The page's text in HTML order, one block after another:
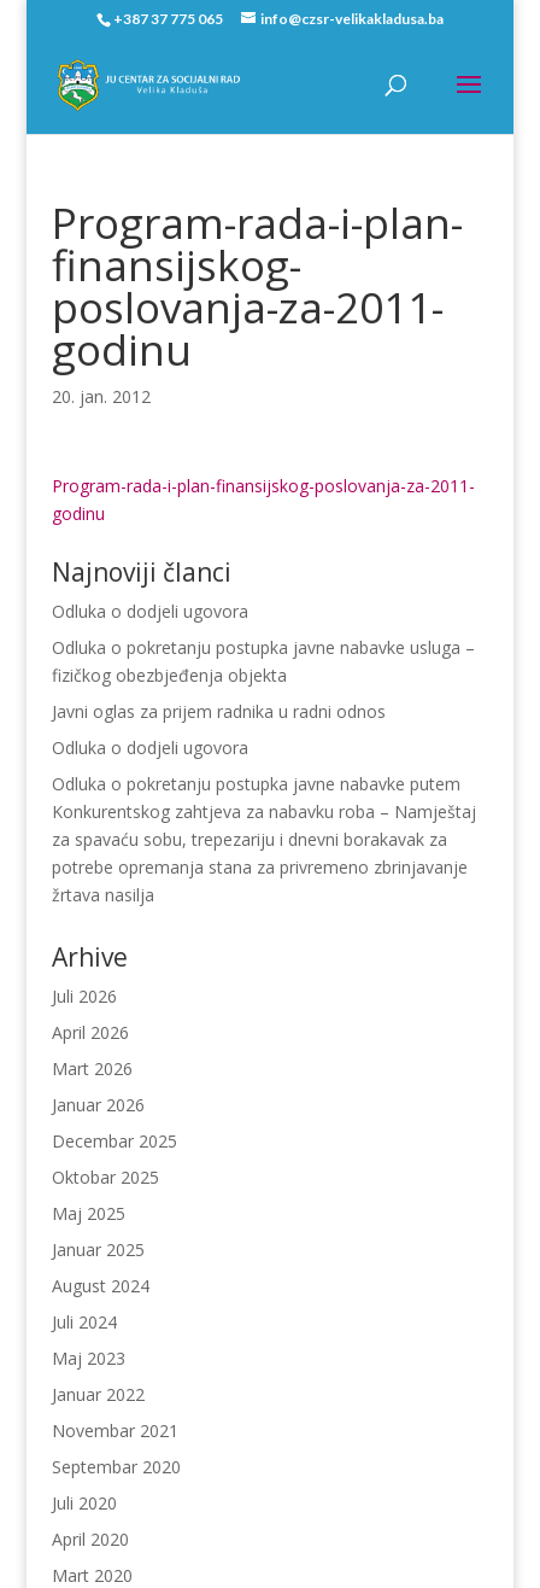
+387 37 775 065 info@czsr-velikakladusa.ba
Program-rada-i-plan-
finansijskog-
poslovanja-za-2011-
godinu
20. jan. 2012
Program-rada-i-plan-finansijskog-poslovanja-za-2011-
godinu
Najnoviji članci
Odluka o dodjeli ugovora
Odluka o pokretanju postupka javne nabavke usluga –
fizičkog obezbjeđenja objekta
Javni oglas za prijem radnika u radni odnos
Odluka o dodjeli ugovora
Odluka o pokretanju postupka javne nabavke putem
Konkurentskog zahtjeva za nabavku roba – Namještaj
za spavaću sobu, trepezariju i dnevni borakavak za
potrebe opremanja stana za privremeno zbrinjavanje
žrtava nasilja
Arhive
Juli 2026
April 2026
Mart 2026
Januar 2026
Decembar 2025
Oktobar 2025
Maj 2025
Januar 2025
August 2024
Juli 2024
Maj 2023
Januar 2022
Novembar 2021
Septembar 2020
Juli 2020
April 2020
Mart 2020